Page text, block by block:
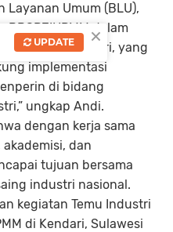
Layanan Umum (BLU),
dalam
jasa industri, yang
implementasi
di bidang
ungkap Andi.
dengan kerja sama
dan
tujuan bersama
industri nasional.
kegiatan Temu Industri
di Kendari, Sulawesi
×
UPDATE